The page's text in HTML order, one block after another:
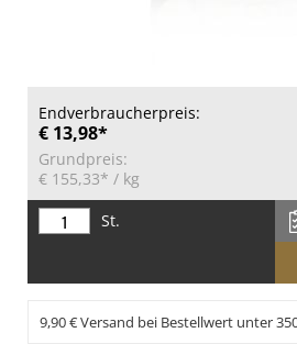
Endverbraucherpreis:
€ 13,98*
Grundpreis:
€ 155,33* / kg
St.
9,90 € Versand bei Bestellwert unter